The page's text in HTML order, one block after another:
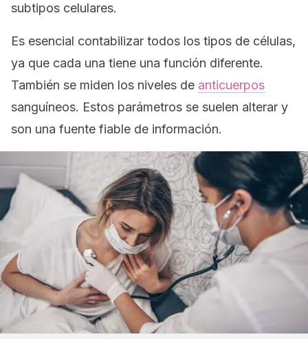
subtipos celulares.
Es esencial contabilizar todos los tipos de células,
ya que cada una tiene una función diferente.
También se miden los niveles de anticuerpos
sanguíneos. Estos parámetros se suelen alterar y
son una fuente fiable de información.